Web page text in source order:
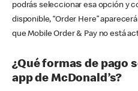
podrás seleccionar esa opción y
disponible, “Order Here”
que Mobile Order & Pay no está
¿Qué formas de pago
app de McDonald’s?